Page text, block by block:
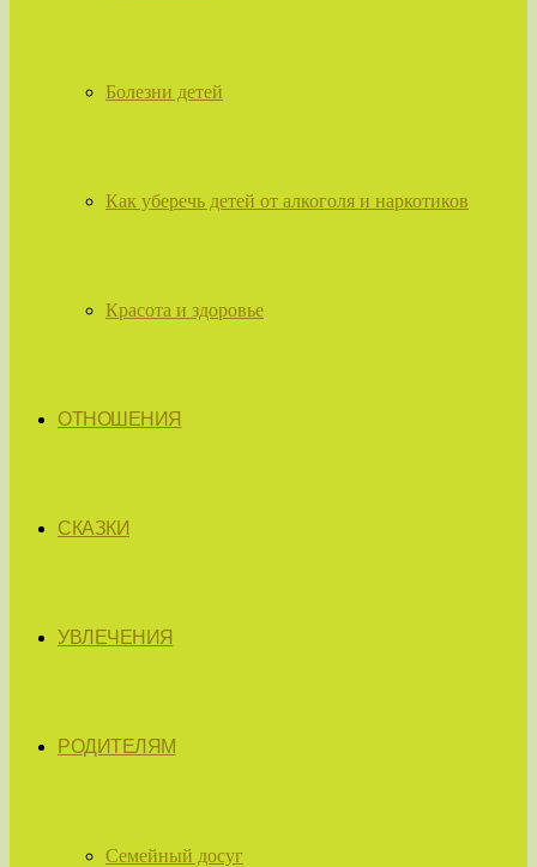
Болезни детей
Как уберечь детей от алкоголя и наркотиков
Красота и здоровье
ОТНОШЕНИЯ
СКАЗКИ
УВЛЕЧЕНИЯ
РОДИТЕЛЯМ
Семейный досуг